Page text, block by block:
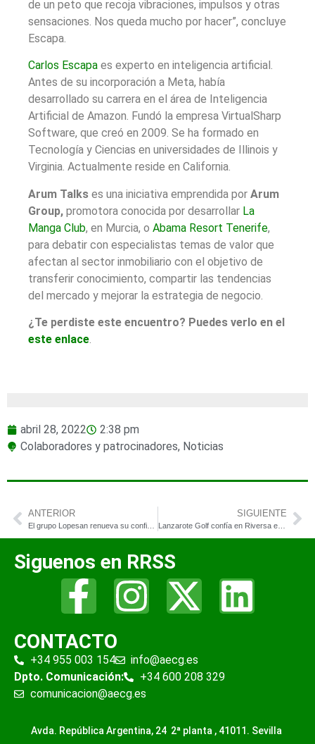
de un peto que recoja vibraciones, impulsos y otras
sensaciones. Nos queda mucho por hacer”, concluye
Escapa.
Carlos Escapa es experto en inteligencia artificial.
Antes de su incorporación a Meta, había
desarrollado su carrera en el área de Inteligencia
Artificial de Amazon. Fundó la empresa VirtualSharp
Software, que creó en 2009. Se ha formado en
Tecnología y Ciencias en universidades de Illinois y
Virginia. Actualmente reside en California.
Arum Talks es una iniciativa emprendida por Arum
Group, promotora conocida por desarrollar La
Manga Club, en Murcia, o Abama Resort Tenerife,
para debatir con especialistas temas de valor que
afectan al sector inmobiliario con el objetivo de
transferir conocimiento, compartir las tendencias
del mercado y mejorar la estrategia de negocio.
¿Te perdiste este encuentro? Puedes verlo en el
este enlace.
abril 28, 2022
2:38 pm
Colaboradores y patrocinadores, Noticias
ANTERIOR SIGUIENTE
Lanzarote Golf confía en Riversa en su apuesta por la sostenibilidad renovando su flota de buggies
Siguenos en RRSS
CONTACTO
+34 955 003 154
info@aecg.es
Dpto. Comunicación:
+34 600 208 329
comunicacion@aecg.es
Avda. República Argentina, 24 2ª planta , 41011. Sevilla